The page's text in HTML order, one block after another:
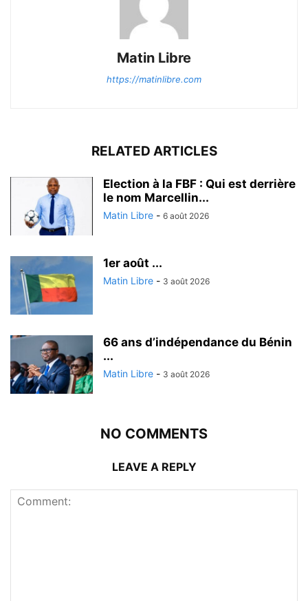
Matin Libre
https://matinlibre.com
RELATED ARTICLES
Election à la FBF : Qui est derrière
le nom Marcellin...
Matin Libre - 6 août 2026
1er août ...
Matin Libre - 3 août 2026
66 ans d’indépendance du Bénin
...
Matin Libre - 3 août 2026
NO COMMENTS
LEAVE A REPLY